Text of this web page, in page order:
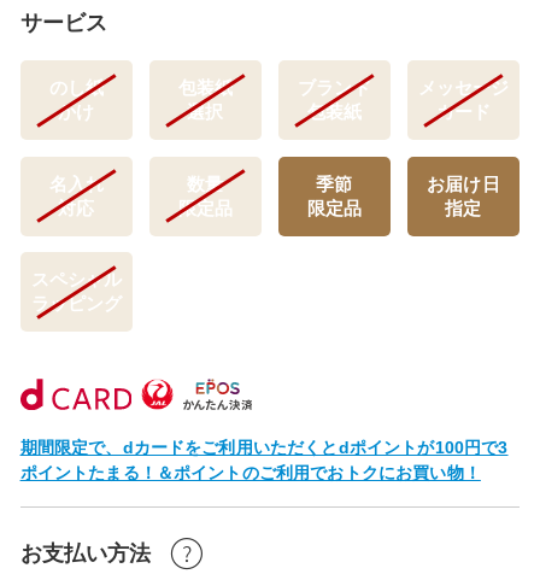
サービス
のし紙
かけ
包装紙
選択
ブランド
包装紙
メッセージ
カード
名入れ
対応
数量
限定品
季節
限定品
お届け日
指定
スペシャル
ラッピング
期間限定で、dカードをご利用いただくとdポイントが100円で3
ポイントたまる！＆ポイントのご利用でおトクにお買い物！
お支払い方法